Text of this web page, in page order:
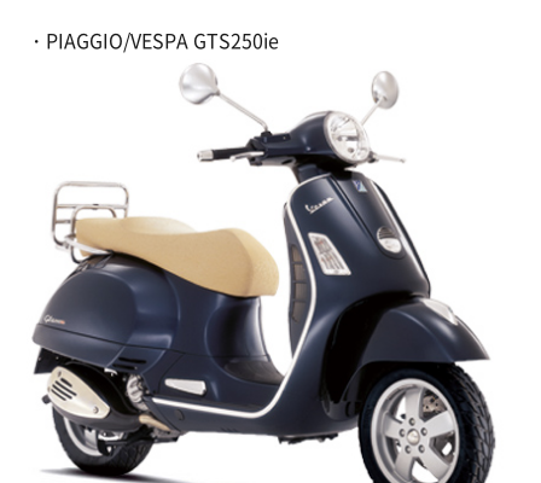
・PIAGGIO/VESPA GTS250ie